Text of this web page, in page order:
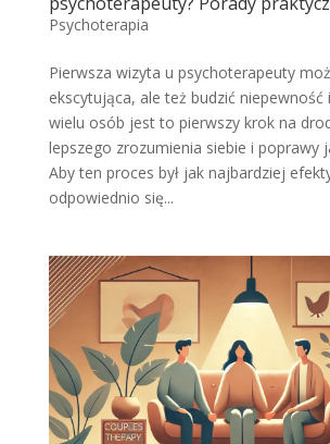
Psychoterapia
Pierwsza wizyta u psychoterapeuty
ekscytująca, ale też budzić niepewność
wielu osób jest to pierwszy krok na
lepszego zrozumienia siebie i poprawy
Aby ten proces był jak najbardziej
odpowiednio się...